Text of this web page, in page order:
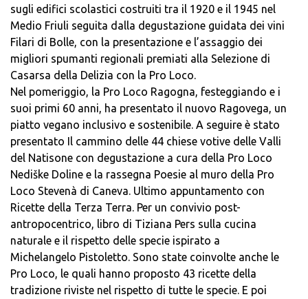
sugli edifici scolastici costruiti tra il 1920 e il 1945 nel
Medio Friuli seguita dalla degustazione guidata dei vini
Filari di Bolle, con la presentazione e l’assaggio dei
migliori spumanti regionali premiati alla Selezione di
Casarsa della Delizia con la Pro Loco.
Nel pomeriggio, la Pro Loco Ragogna, festeggiando e i
suoi primi 60 anni, ha presentato il nuovo Ragovega, un
piatto vegano inclusivo e sostenibile. A seguire è stato
presentato Il cammino delle 44 chiese votive delle Valli
del Natisone con degustazione a cura della Pro Loco
Nediške Doline e la rassegna Poesie al muro della Pro
Loco Stevenà di Caneva. Ultimo appuntamento con
Ricette della Terza Terra. Per un convivio post-
antropocentrico, libro di Tiziana Pers sulla cucina
naturale e il rispetto delle specie ispirato a
Michelangelo Pistoletto. Sono state coinvolte anche le
Pro Loco, le quali hanno proposto 43 ricette della
tradizione riviste nel rispetto di tutte le specie. E poi